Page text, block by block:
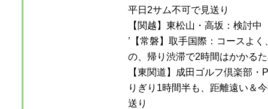
平日2サム不可で見送り
【関越】東松山・高坂：検討中
’【常磐】取手国際：コースよ
の、帰り渋滞で2時間はかかる
【東関道】成田ゴルフ倶楽部
りぎり1時間半も、距離遠い＆
送り